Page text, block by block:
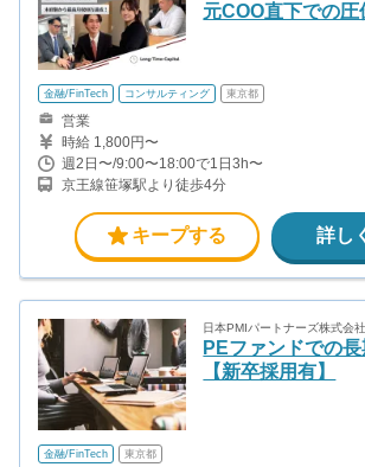
元COO直下での
金融/FinTech コンサルティング 東京都
営業
時給 1,800円〜
週2日〜/9:00〜18:00で1日3h〜
京王線笹塚駅より徒歩4分
キープする 詳し
日本PMIパートナーズ株式会社
PEファンドでの
【新卒採用有】
金融/FinTech 東京都